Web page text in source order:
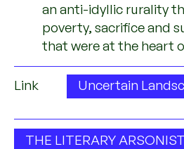
an anti-idyllic rurality
poverty, sacrifice and
that were at the heart
Link Uncertain
THE LITERARY